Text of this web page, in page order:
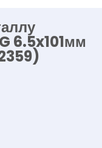
6.5x101мм